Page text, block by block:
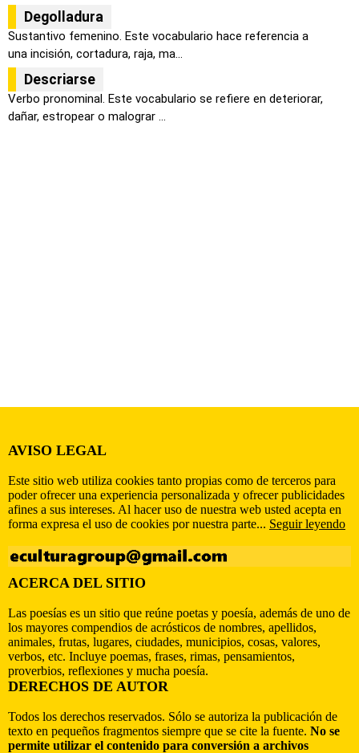
Degolladura
Sustantivo femenino. Este vocabulario hace referencia a
una incisión, cortadura, raja, ma...
Descriarse
Verbo pronominal. Este vocabulario se refiere en deteriorar,
dañar, estropear o malograr ...
AVISO LEGAL
Este sitio web utiliza cookies tanto propias como de terceros para
poder ofrecer una experiencia personalizada y ofrecer publicidades
afines a sus intereses. Al hacer uso de nuestra web usted acepta en
forma expresa el uso de cookies por nuestra parte... Seguir leyendo
ACERCA DEL SITIO
Las poesías es un sitio que reúne poetas y poesía, además de uno de
los mayores compendios de acrósticos de nombres, apellidos,
animales, frutas, lugares, ciudades, municipios, cosas, valores,
verbos, etc. Incluye poemas, frases, rimas, pensamientos,
proverbios, reflexiones y mucha poesía.
DERECHOS DE AUTOR
Todos los derechos reservados. Sólo se autoriza la publicación de
texto en pequeños fragmentos siempre que se cite la fuente. No se
permite utilizar el contenido para conversión a archivos